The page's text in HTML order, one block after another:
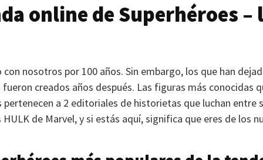
online de Superhéroes –
nosotros por 100 años. Sin embargo, los que han
creados años después. Las figuras más conocidas
a 2 editoriales de historietas que luchan entre
HULK de Marvel, y si estás aquí, significa que eres de los